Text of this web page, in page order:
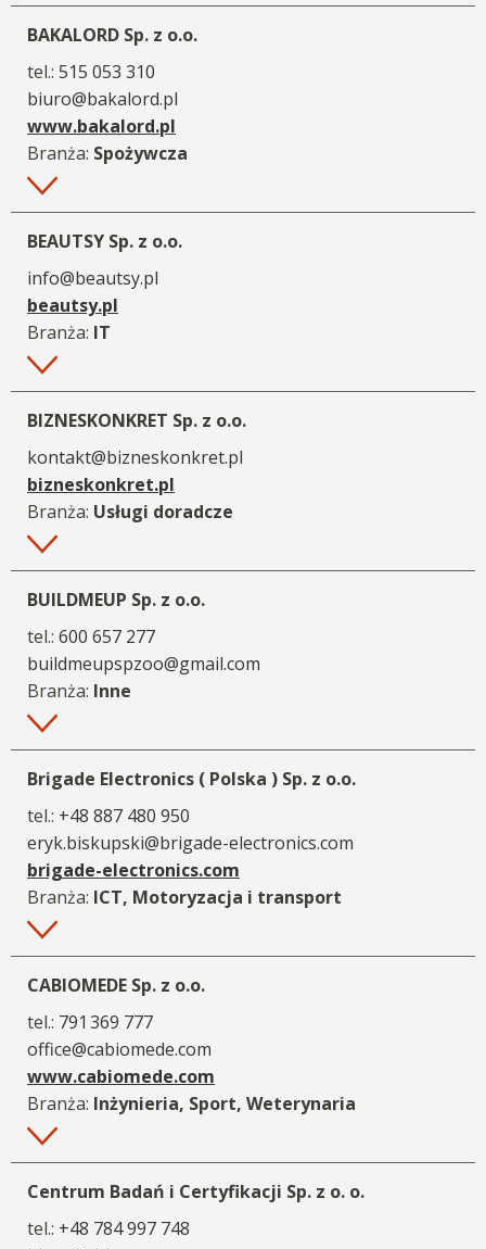
BAKALORD Sp. z o.o.
tel.: 515 053 310
biuro@bakalord.pl
www.bakalord.pl
Branża: Spożywcza
Więcej
BEAUTSY Sp. z o.o.
info@beautsy.pl
beautsy.pl
Branża: IT
Więcej
BIZNESKONKRET Sp. z o.o.
kontakt@bizneskonkret.pl
bizneskonkret.pl
Branża: Usługi doradcze
Więcej
BUILDMEUP Sp. z o.o.
tel.: 600 657 277
buildmeupspzoo@gmail.com
Branża: Inne
Więcej
Brigade Electronics ( Polska ) Sp. z o.o.
tel.: +48 887 480 950
eryk.biskupski@brigade-electronics.com
brigade-electronics.com
Branża: ICT, Motoryzacja i transport
Więcej
CABIOMEDE Sp. z o.o.
tel.: 791 369 777
office@cabiomede.com
www.cabiomede.com
Branża: Inżynieria, Sport, Weterynaria
Więcej
Centrum Badań i Certyfikacji Sp. z o. o.
tel.: +48 784 997 748